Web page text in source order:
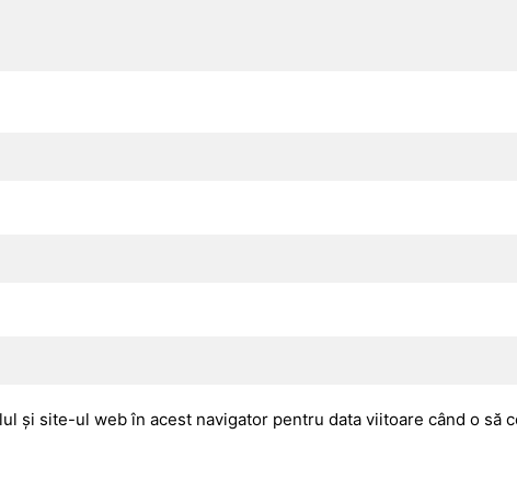
și site-ul web în acest navigator pentru data viitoare când o să